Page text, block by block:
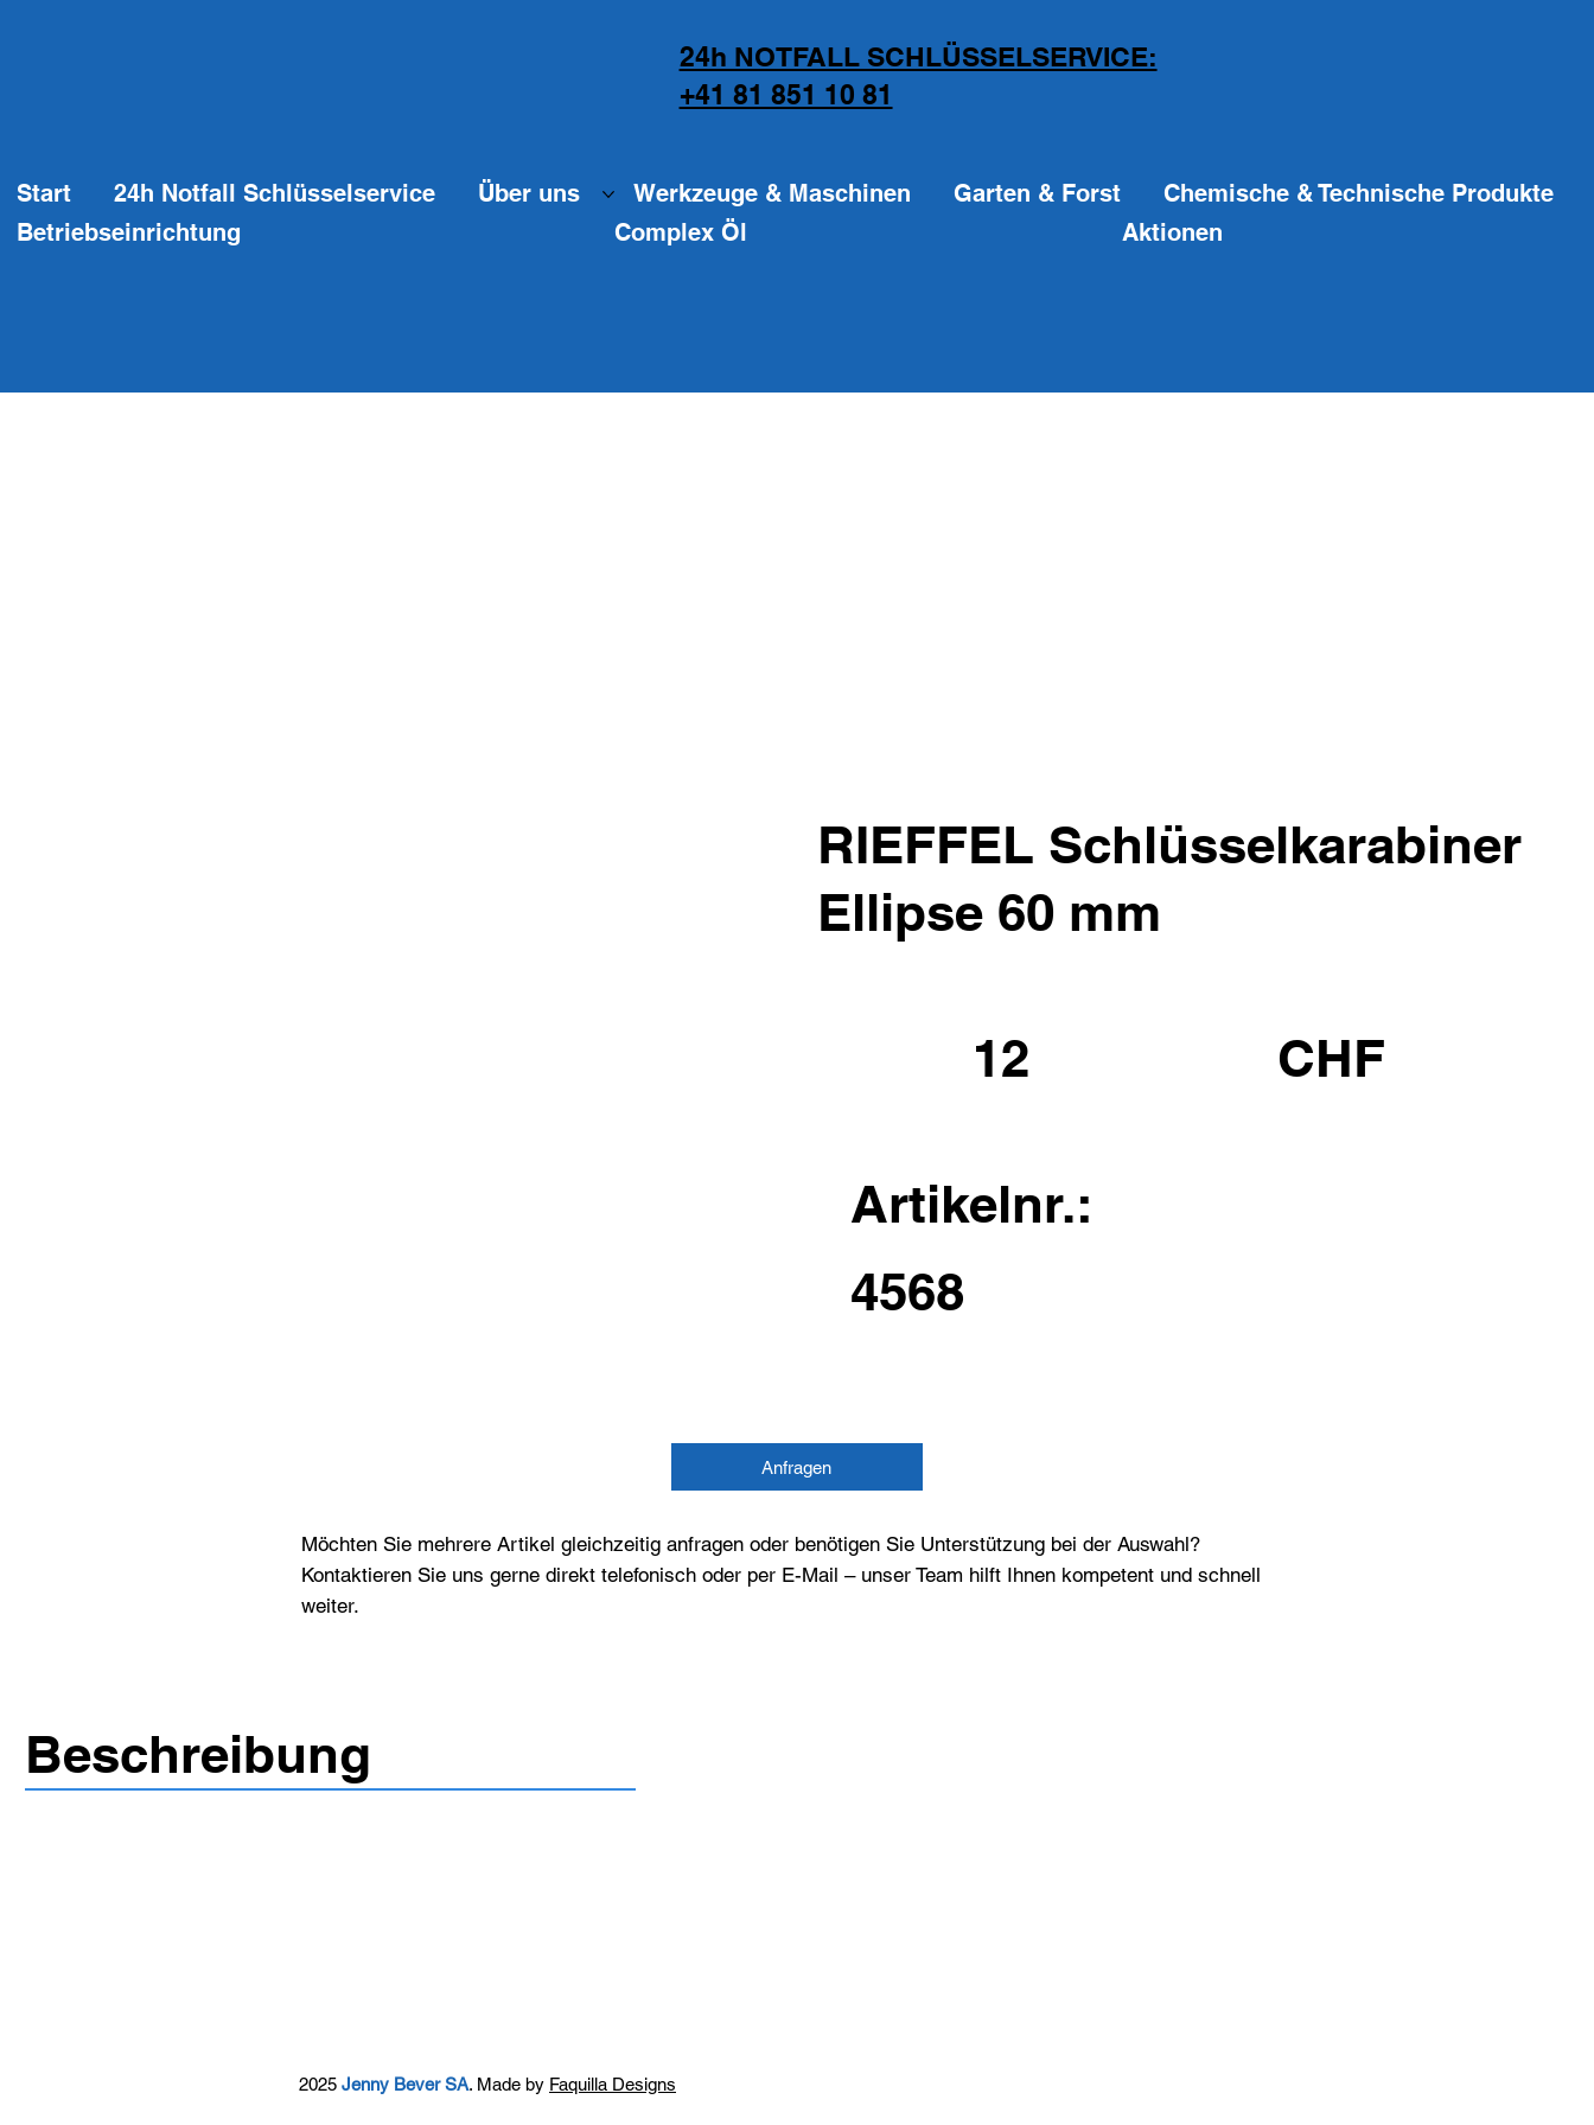
24h NOTFALL SCHLÜSSELSERVICE:
+41 81 851 10 81
Start 24h Notfall Schlüsselservice Über uns Werkzeuge & Maschinen Garten & Forst
Chemische & Technische Produkte
Betriebseinrichtung
Complex Öl Aktionen
RIEFFEL Schlüsselkarabiner
Ellipse 60 mm
12 CHF
Artikelnr.:
4568
Anfragen
Möchten Sie mehrere Artikel gleichzeitig anfragen oder benötigen Sie Unterstützung bei der Auswahl?
Kontaktieren Sie uns gerne direkt telefonisch oder per E-Mail – unser Team hilft Ihnen kompetent und schnell
weiter.
Beschreibung
2025 Jenny Bever SA. Made by Faquilla Designs